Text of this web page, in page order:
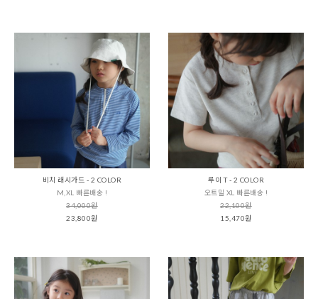
비치 래시가드 - 2 COLOR
M,XL 빠른배송 !
34,000원
23,800원
루이 T - 2 COLOR
오트밀 XL 빠른배송 !
22,100원
15,470원